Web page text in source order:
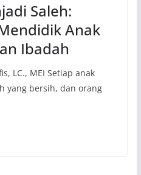
Saleh:
Anak
Ibadah
LC., MEI Setiap anak
yang bersih, dan orang